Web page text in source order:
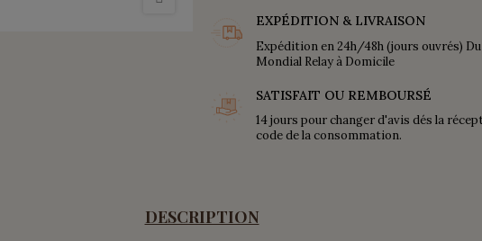
EXPÉDITION & LIVRAISON
Expédition en 24h/48h (jours ouvrés)
Mondial Relay à Domicile
SATISFAIT OU REMBOURSÉ
14 jours pour changer d'avis dés la
code de la consommation.
DESCRIPTION